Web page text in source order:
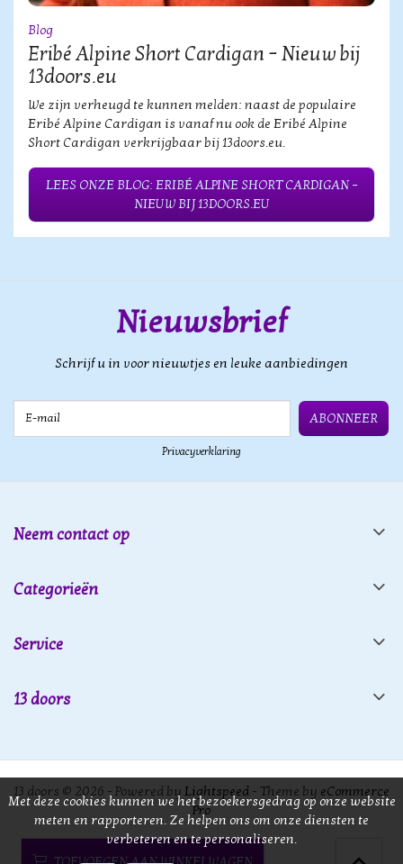
Blog
Eribé Alpine Short Cardigan – Nieuw bij
13doors.eu
We zijn verheugd te kunnen melden: naast de populaire
Eribé Alpine Cardigan is vanaf nu ook de Eribé Alpine
Short Cardigan verkrijgbaar bij 13doors.eu.
LEES ONZE BLOG: ERIBÉ ALPINE SHORT CARDIGAN –
NIEUW BIJ 13DOORS.EU
Nieuwsbrief
Schrijf u in voor nieuwtjes en leuke aanbiedingen
ABONNEER
Privacyverklaring
Neem contact op
Categorieën
Service
13 doors
13 doors © 2026 - Powered by Lightspeed - Theme by eCommerce
Pro
Met deze cookies kunnen we het bezoekersgedrag op onze website
meten en rapporteren. Ze helpen ons om onze diensten te
verbeteren en te personaliseren.